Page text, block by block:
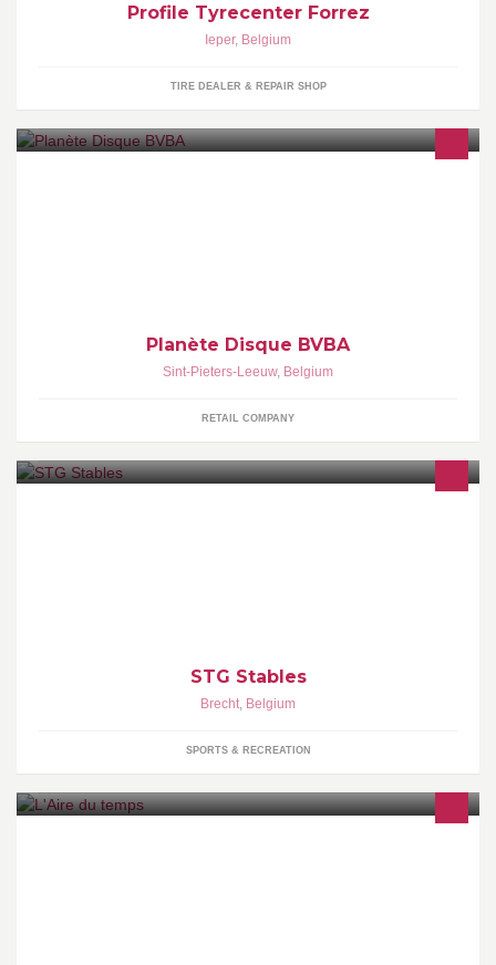
Profile Tyrecenter Forrez
Ieper, Belgium
TIRE DEALER & REPAIR SHOP
Planète Disque BVBA
Sint-Pieters-Leeuw, Belgium
RETAIL COMPANY
STG Stables
Brecht, Belgium
SPORTS & RECREATION